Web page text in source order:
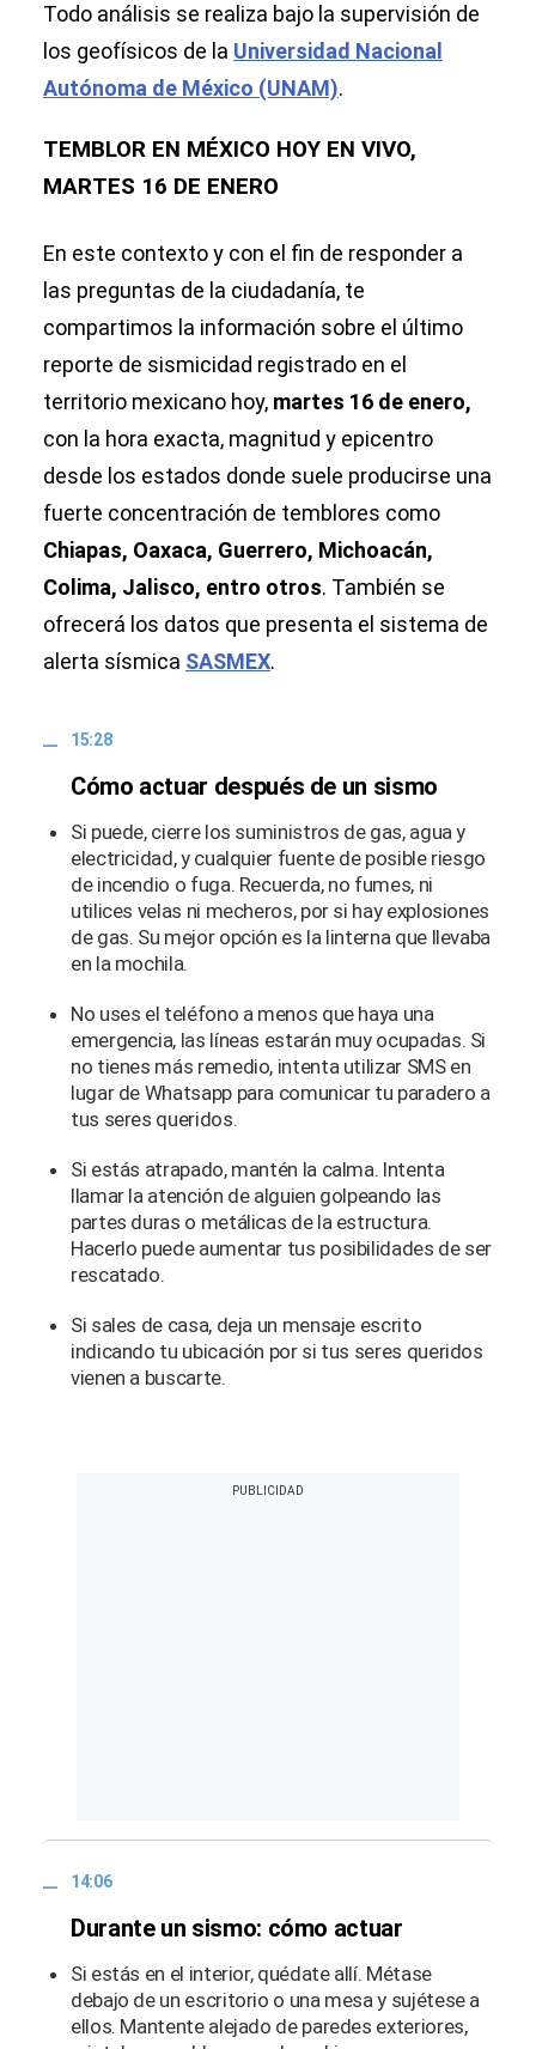
Todo análisis se realiza bajo la supervisión de
los geofísicos de la Universidad Nacional
Autónoma de México (UNAM).
TEMBLOR EN MÉXICO HOY EN VIVO,
MARTES 16 DE ENERO
En este contexto y con el fin de responder a
las preguntas de la ciudadanía, te
compartimos la información sobre el último
reporte de sismicidad registrado en el
territorio mexicano hoy, martes 16 de enero,
con la hora exacta, magnitud y epicentro
desde los estados donde suele producirse una
fuerte concentración de temblores como
Chiapas, Oaxaca, Guerrero, Michoacán,
Colima, Jalisco, entro otros. También se
ofrecerá los datos que presenta el sistema de
alerta sísmica SASMEX.
15:28
Cómo actuar después de un sismo
Si puede, cierre los suministros de gas, agua y
electricidad, y cualquier fuente de posible riesgo
de incendio o fuga. Recuerda, no fumes, ni
utilices velas ni mecheros, por si hay explosiones
de gas. Su mejor opción es la linterna que llevaba
en la mochila.
No uses el teléfono a menos que haya una
emergencia, las líneas estarán muy ocupadas. Si
no tienes más remedio, intenta utilizar SMS en
lugar de Whatsapp para comunicar tu paradero a
tus seres queridos.
Si estás atrapado, mantén la calma. Intenta
llamar la atención de alguien golpeando las
partes duras o metálicas de la estructura.
Hacerlo puede aumentar tus posibilidades de ser
rescatado.
Si sales de casa, deja un mensaje escrito
indicando tu ubicación por si tus seres queridos
vienen a buscarte.
14:06
Durante un sismo: cómo actuar
Si estás en el interior, quédate allí. Métase
debajo de un escritorio o una mesa y sujétese a
ellos. Mantente alejado de paredes exteriores,